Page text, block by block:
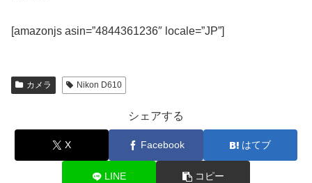
[amazonjs asin=”4844361236″ locale=”JP”]
カメラ Nikon D610
シェアする
X Facebook はてブ
LINE コピー